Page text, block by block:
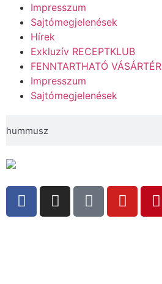
Impresszum
Sajtómegjelenések
Hírek
Exkluzív RECEPTKLUB
FENNTARTHATÓ VÁSÁRTÉR
Impresszum
Sajtómegjelenések